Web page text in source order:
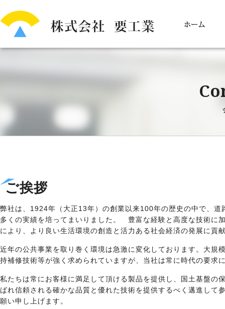
ご挨拶
弊社は、1924年（大正13年）の創業以来100年の歴史の中で、
多くの実績を培ってまいりました。 豊富な経験と高度な技術に
により、より良い生活環境の創造と活力ある社会経済の発展に貢
近年の公共事業を取り巻く環境は急激に変化しております。大
持補修技術等が強く求められていますが、当社は常に時代の要求
私たちは常にお客様に満足して頂ける製品を提供し、国土基盤
ばれ信頼される確かな品質と優れた技術を提供するべく邁進し
願い申し上げます。